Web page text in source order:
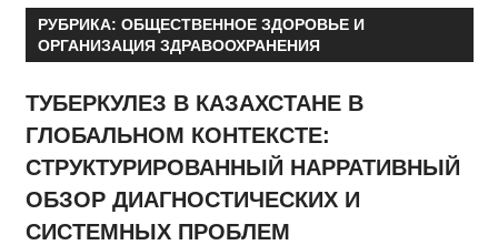
РУБРИКА: ОБЩЕСТВЕННОЕ ЗДОРОВЬЕ И
ОРГАНИЗАЦИЯ ЗДРАВООХРАНЕНИЯ
ТУБЕРКУЛЕЗ В КАЗАХСТАНЕ В
ГЛОБАЛЬНОМ КОНТЕКСТЕ:
СТРУКТУРИРОВАННЫЙ НАРРАТИВНЫЙ
ОБЗОР ДИАГНОСТИЧЕСКИХ И
СИСТЕМНЫХ ПРОБЛЕМ